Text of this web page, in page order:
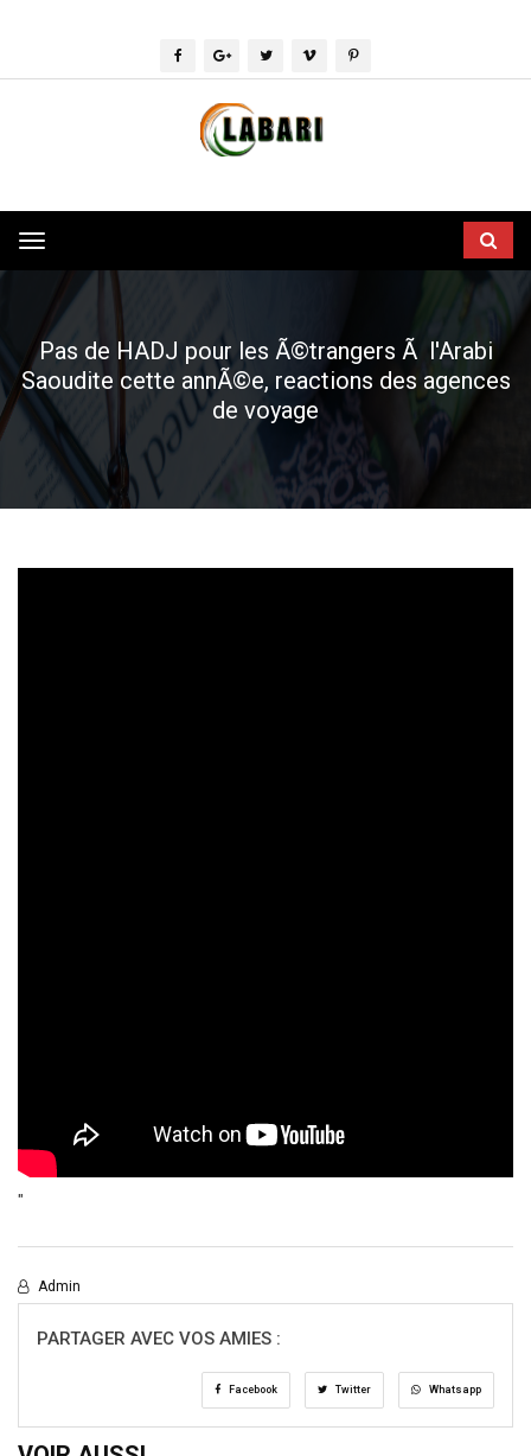
Toggle
navigation
Pas de HADJ pour les Ã©trangers Ã l'Arabi
Saoudite cette annÃ©e, reactions des agences
de voyage
"
Admin
PARTAGER AVEC VOS AMIES :
Facebook Twitter Whatsapp